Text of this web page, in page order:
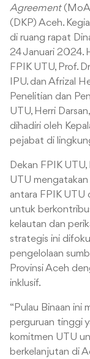
Agreement
(DKP) Aceh.
di ruang rapat
24 Januari 2024.
FPIK UTU, Prof.
IPU. dan Afrizal
Penelitian dan
UTU, Herri
dihadiri oleh
pejabat di
Dekan FPIK UTU,
UTU
antara FPIK UTU
untuk
kelautan dan
strategis ini
pengelolaan
Provinsi Aceh
inklusif.
“Pulau Binaan ini
perguruan tinggi
komitmen UTU
berkelanjutan di